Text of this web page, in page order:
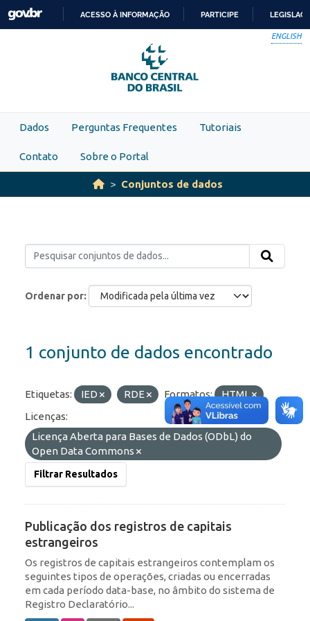
Skip to main content
PARA
O
CONTEÚDO
ACESSO À INFORMAÇÃO PARTICIPE
ENGLISH
Dados Perguntas Frequentes Tutoriais
Contato Sobre o Portal
Conjuntos de dados
Ordenar por
1 conjunto de dados encontrado
Etiquetas: IED RDE Formatos:
HTML
Licenças:
Licença Aberta para Bases de Dados (ODbL) do
Open Data Commons
Filtrar Resultados
Publicação dos registros de capitais
estrangeiros
Os registros de capitais estrangeiros contemplam os
seguintes tipos de operações, criadas ou encerradas
em cada período data-base, no âmbito do sistema de
Registro Declaratório...